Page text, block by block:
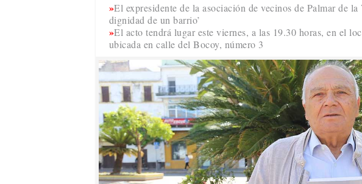
El expresidente de la asociación de vecinos de Palmar de
dignidad de un barrio’
El acto tendrá lugar este viernes, a las 19.30 horas, en el
ubicada en calle del Bocoy, número 3